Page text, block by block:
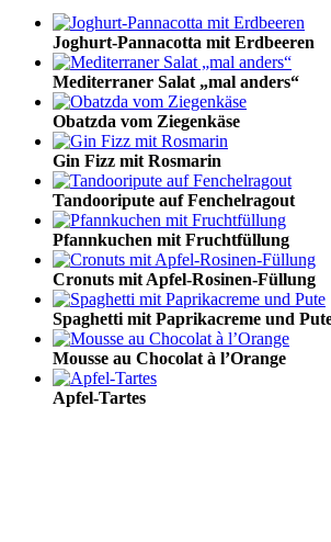
Joghurt-Pannacotta mit Erdbeeren
Mediterraner Salat „mal anders“
Obatzda vom Ziegenkäse
Gin Fizz mit Rosmarin
Tandooripute auf Fenchelragout
Pfannkuchen mit Fruchtfüllung
Cronuts mit Apfel-Rosinen-Füllung
Spaghetti mit Paprikacreme und
Mousse au Chocolat à l’Orange
Apfel-Tartes